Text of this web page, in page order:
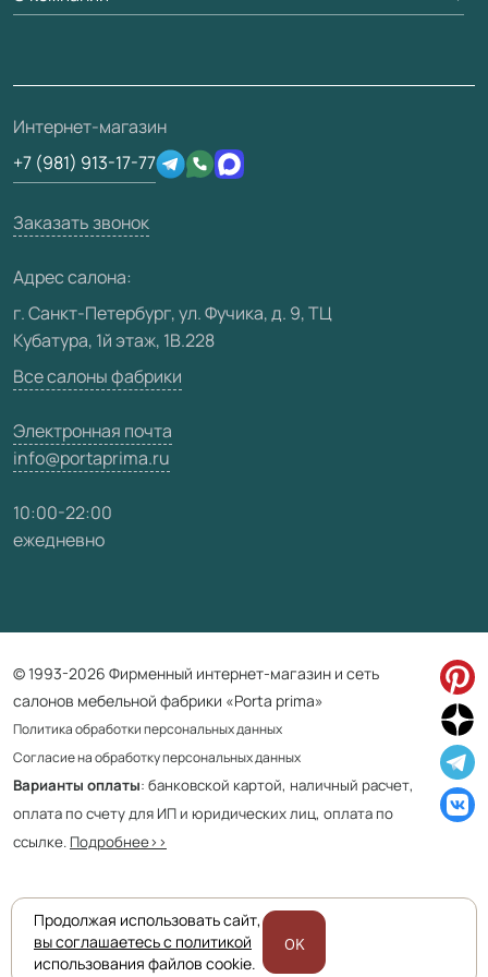
Вопрос-ответ
Отзывы клиентов
Техническая информация
Юридическая информация
3D-модели
О фабрике
Сертификаты
Производство
Вакансии
Карта сайта
Интернет-магазин
+7 (981) 913-17-77
Заказать звонок
Адрес салона:
г. Санкт-Петербург, ул. Фучика, д. 9, ТЦ
Кубатура, 1й этаж, 1В.228
Все салоны фабрики
Электронная почта
info@portaprima.ru
10:00-22:00
ежедневно
© 1993-2026 Фирменный интернет-магазин и сеть
салонов мебельной фабрики «Porta prima»
Политика обработки персональных данных
Согласие на обработку персональных данных
Варианты оплаты: банковской картой, наличный расчет,
оплата по счету для ИП и юридических лиц, оплата по
ссылке. Подробнее>>
Приведенная на сайте информация не является публичной офертой
и носит информационно ознакомительный характер.
Продолжая использовать сайт,
вы соглашаетесь с политикой
использования файлов cookie.
OK